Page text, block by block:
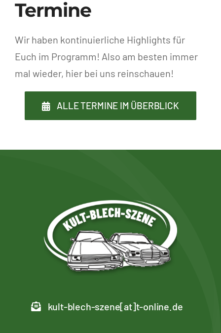
Termine
Wir haben kontinuierliche Highlights für
Euch im Programm! Also am besten immer
mal wieder, hier bei uns reinschauen!
ALLE TERMINE IM ÜBERBLICK
kult-blech-szene[at]t-online.de